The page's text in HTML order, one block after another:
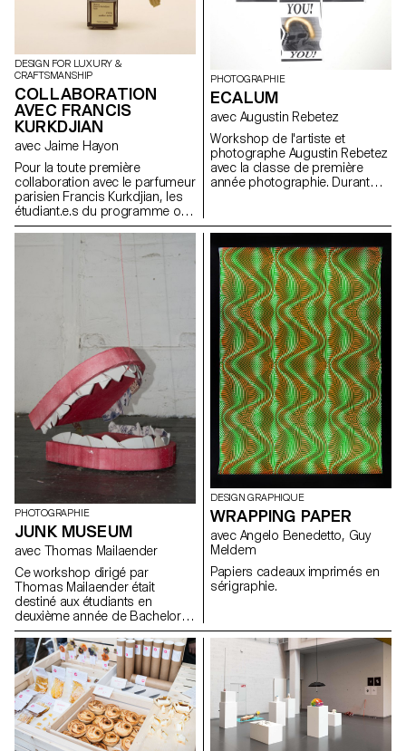
DESIGN FOR LUXURY &
CRAFTSMANSHIP
COLLABORATION
AVEC FRANCIS
KURKDJIAN
avec Jaime Hayon
Pour la toute première
collaboration avec le parfumeur
parisien Francis Kurkdjian, les
étudiant.e.s du programme ont
eu carte blanche pour revisiter
les codes de la maison
éponyme et trouver une
nouvelle manière de lier la
matière avec l’univers des
fragrances. Suite à un travail de
concepts ont été développés et
prototypés afin de créer une
collection d’objets olfactifs :
des diffuseurs de parfums en
rotin, des éventails en laiton et
papier ou encore une famille de
culbutos en céramique.
PHOTOGRAPHIE
ECALUM
avec Augustin Rebetez
Workshop de l'artiste et
photographe Augustin Rebetez
avec la classe de première
année photographie. Durant
secte, en créant leur temple et
PHOTOGRAPHIE
JUNK MUSEUM
avec Thomas Mailaender
Ce workshop dirigé par
Thomas Mailaender était
destiné aux étudiants en
deuxième année de Bachelor,
option Photographie. Les
étudiants-es-x s'étaient
plongés-es-x dans l'art de
construire physiquement une
image et son dispositif de
présentation. L'idée était
d'élargir leurs horizons
artistiques grâce à une
sensibilisation à l'installation, la
DESIGN GRAPHIQUE
WRAPPING PAPER
avec Angelo Benedetto, Guy
Meldem
Papiers cadeaux imprimés en
sérigraphie.